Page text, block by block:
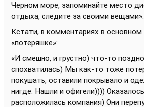
Черном море, запоминайте место
отдыха, следите за своими вещами».
Кстати, в комментариях в основном
«потеряшке»:
«И смешно, и грустно) что-то
спохватилась) Мы как-то тоже
покушать, оставили покрывало и
нигде. Нашли и офигели))))
расположилась компания) Они